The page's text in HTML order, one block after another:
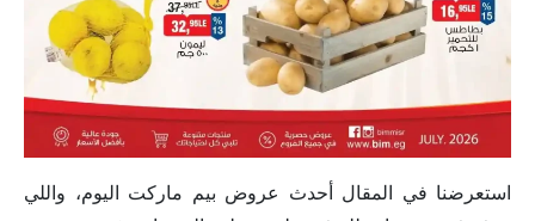
استعرضنا في المقال أحدث عروض بيم ماركت اليوم، واللي